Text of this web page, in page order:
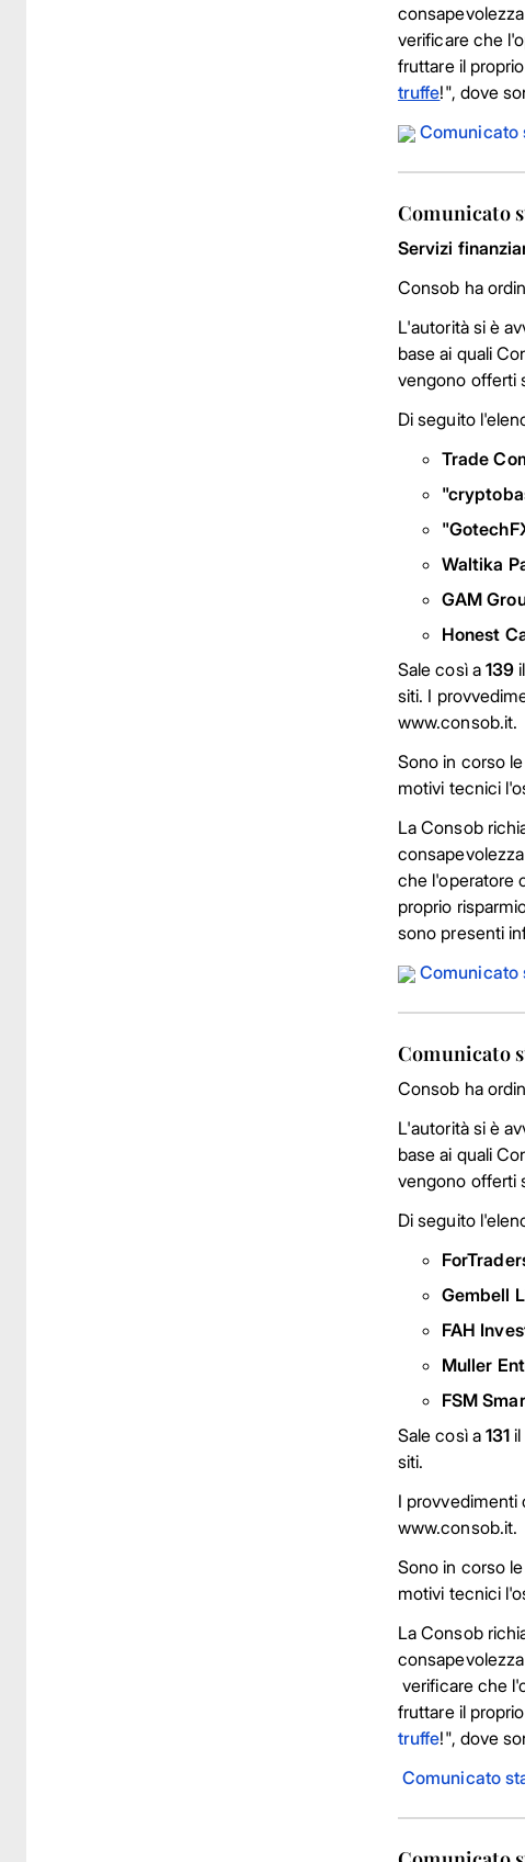
verificare che
fruttare il
truffe!", dove
Comunicato
Comunicato
Servizi
Consob ha
L'autorità si è
base ai quali
vengono offerti
Di seguito
Trade
Waltika
GAM
Honest
Sale così a 139
siti. I
www.consob.it.
Sono in corso
motivi tecnici
La Consob
che l'operatore
proprio
sono presenti
Comunicato
Comunicato
Consob ha
L'autorità si è
base ai quali
vengono offerti
Di seguito
Gembell
FAH
Muller
FSM
Sale così a 131
siti.
I provvedimenti
www.consob.it.
Sono in corso
motivi tecnici
La Consob
verificare che
fruttare il
truffe!", dove
Comunicato